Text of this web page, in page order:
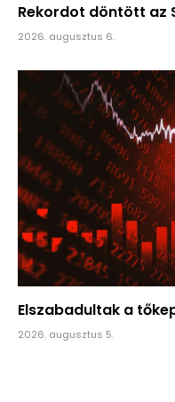
Rekordot döntött az
2026. augusztus 6.
Elszabadultak a
2026. augusztus 5.